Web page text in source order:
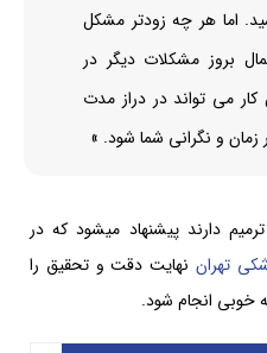
اما هر چه زودتر مشکل
بروز مشکلات دیگر در
کار می تواند در دراز مدت
و نگرانی شما شود. »
دارند پیشنهاد میشود که در
تهراننهایت دقت و تحقیق را
خوبی انجام شود.